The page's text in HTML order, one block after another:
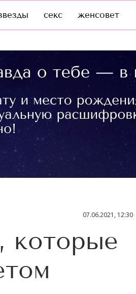
секс женсовет
07.06.2021, 12:30
которые